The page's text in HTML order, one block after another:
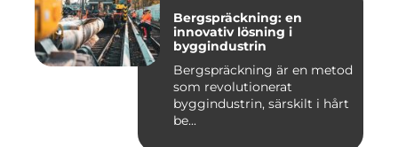
Bergspräckning: en
innovativ lösning i
byggindustrin
Bergspräckning är en metod
som revolutionerat
byggindustrin, särskilt i hårt
be...